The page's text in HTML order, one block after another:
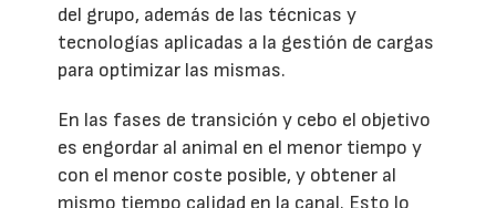
del grupo, además de las técnicas y
tecnologías aplicadas a la gestión de cargas
para optimizar las mismas.
En las fases de transición y cebo el objetivo
es engordar al animal en el menor tiempo y
con el menor coste posible, y obtener al
mismo tiempo calidad en la canal. Esto lo